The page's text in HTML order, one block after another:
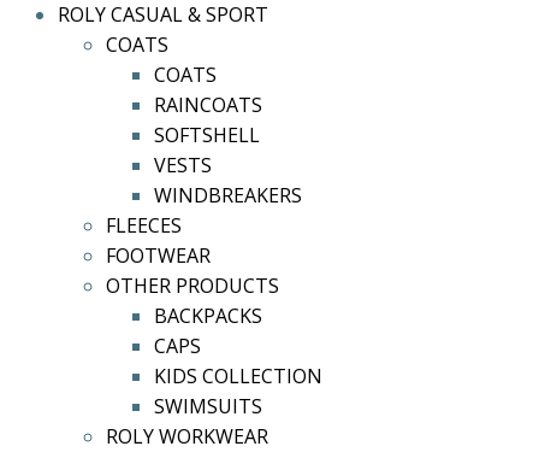
ROLY CASUAL & SPORT
COATS
COATS
RAINCOATS
SOFTSHELL
VESTS
WINDBREAKERS
FLEECES
FOOTWEAR
OTHER PRODUCTS
BACKPACKS
CAPS
KIDS COLLECTION
SWIMSUITS
ROLY WORKWEAR